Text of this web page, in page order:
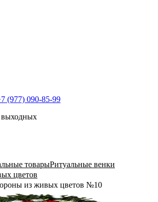
Служба «Ритуал-ГРАТЭК»
(977) 090-85-99
выходных
товарыРитуальные венки
цветов
из живых цветов №10